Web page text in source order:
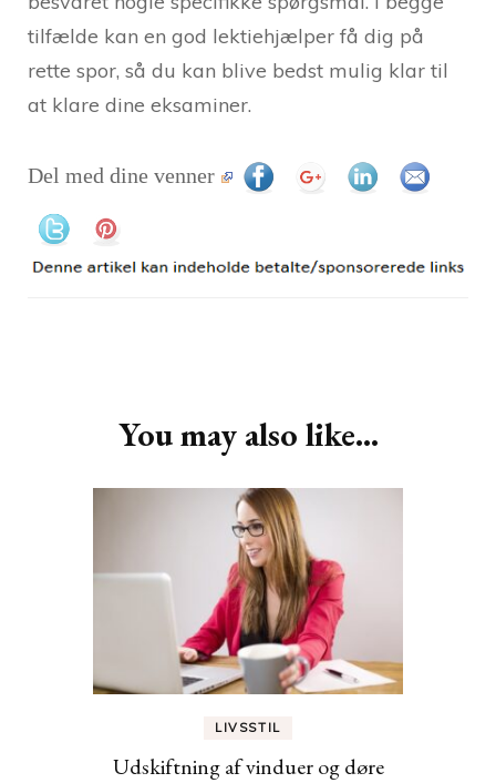
tilfælde kan en god lektiehjælper få dig på
rette spor, så du kan blive bedst mulig klar til
at klare dine eksaminer.
Del med dine venner
You may also like...
LIVSSTIL
Udskiftning af vinduer og døre